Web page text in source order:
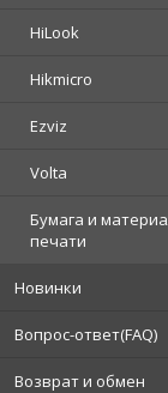
HiLook
Hikmicro
Ezviz
Volta
Бумага и
печати
Новинки
Вопрос-ответ(FAQ)
Возврат и обмен